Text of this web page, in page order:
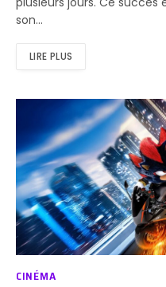
son…
LIRE PLUS
CINÉMA